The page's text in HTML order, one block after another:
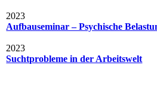
2023
Aufbauseminar – Psychische
2023
Suchtprobleme in der Arbeitswelt